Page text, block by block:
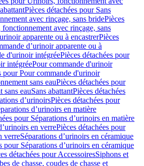
Pièces détachées pour Sans
avec rinçage, sans bridePièces
avec rinçage, sans
apparente ou à encastrerPièces
d’urinoir apparente ou à
d'urinoir intégréePièces détachées pour
intégréePour commande d'urinoir
pour Pour commande d'urinoir
sans eauPièces détachées pour
eauSans abattantPièces détachées
d’urinoirsPièces détachées pour
d’urinoirs en matière
pour Séparations d’urinoirs en matière
en verrePièces détachées pour
verreSéparations d’urinoirs en céramique
pour Séparations d’urinoirs en céramique
détachées pour AccessoiresSiphons et
de chasse, coudes de chasse et